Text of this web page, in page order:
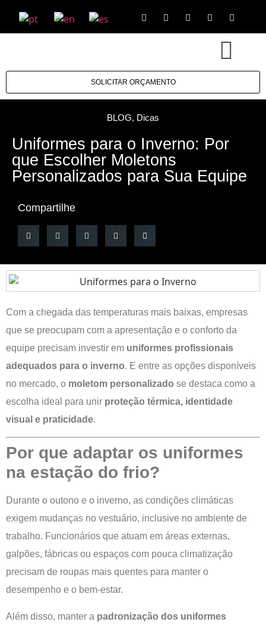
SOLICITAR ORÇAMENTO
BLOG, Dicas
Uniformes para o Inverno: Por
que Escolher Moletons
Personalizados para Sua Equipe
Compartilhe
Com a chegada das temperaturas mais baixas, empresas
que se preocupam com a apresentação e o conforto da
equipe precisam investir em uniformes profissionais
adequados para o inverno. E entre as opções disponíveis
no mercado, o moletom personalizado se destaca como a
escolha ideal para unir proteção térmica, identidade
visual e praticidade.
Por que adaptar os uniformes
na estação do frio?
Durante o outono e o inverno, as condições climáticas
exigem mudanças no vestuário, inclusive no ambiente de
trabalho. Funcionários que atuam em áreas externas,
galpões, fábricas ou espaços com pouca climatização
precisam de roupas mais quentes para manter o
desempenho e o bem-estar.
Além disso, manter a padronização dos uniformes